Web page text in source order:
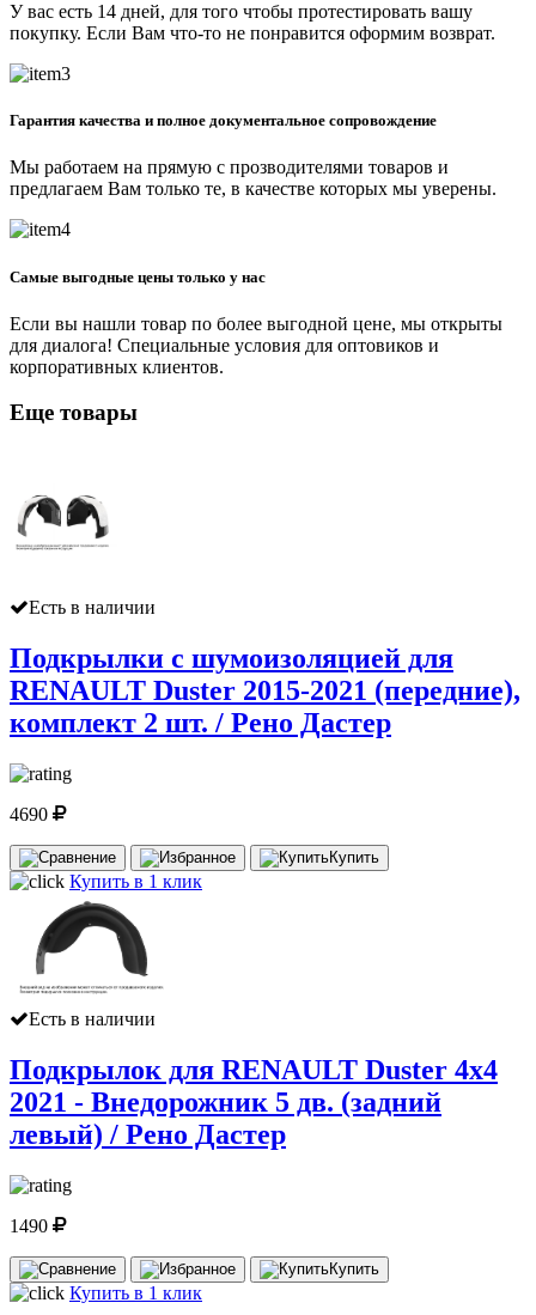
У вас есть 14 дней, для того чтобы протестировать вашу
покупку. Если Вам что-то не понравится оформим возврат.
Гарантия качества и полное документальное сопровождение
Мы работаем на прямую с прозводителями товаров и
предлагаем Вам только те, в качестве которых мы уверены.
Самые выгодные цены только у нас
Если вы нашли товар по более выгодной цене, мы открыты
для диалога! Специальные условия для оптовиков и
корпоративных клиентов.
Еще товары
Есть в наличии
Подкрылки с шумоизоляцией для
RENAULT Duster 2015-2021 (передние),
комплект 2 шт. / Рено Дастер
4690
Купить
Купить в 1 клик
Есть в наличии
Подкрылок для RENAULT Duster 4х4
2021 - Внедорожник 5 дв. (задний
левый) / Рено Дастер
1490
Купить
Купить в 1 клик